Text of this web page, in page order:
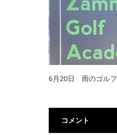
6月20日 雨のゴルフ
コメント